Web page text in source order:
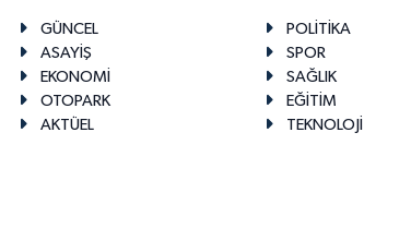
GÜNCEL
POLİTİKA
ASAYİŞ
SPOR
EKONOMİ
SAĞLIK
OTOPARK
EĞİTİM
AKTÜEL
TEKNOLOJİ